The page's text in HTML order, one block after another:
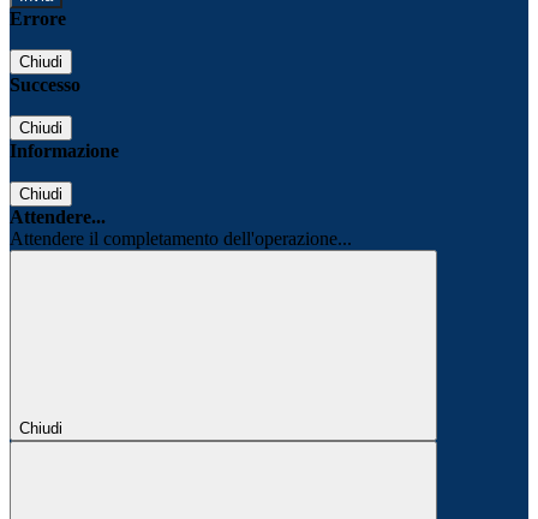
Errore
Chiudi
Successo
Chiudi
Informazione
Chiudi
Attendere...
Attendere il completamento dell'operazione...
Chiudi